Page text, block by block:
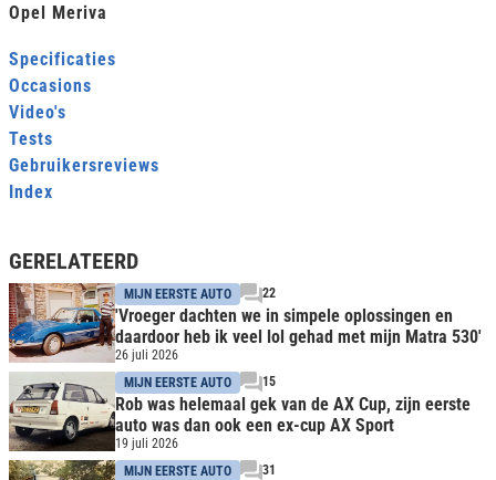
Opel Meriva
Specificaties
Occasions
Video's
Tests
Gebruikersreviews
Index
GERELATEERD
MIJN EERSTE AUTO 22
'Vroeger dachten we in simpele oplossingen en
daardoor heb ik veel lol gehad met mijn Matra 530'
26 juli 2026
MIJN EERSTE AUTO
15
Rob was helemaal gek van de AX Cup, zijn eerste
auto was dan ook een ex-cup AX Sport
19 juli 2026
MIJN EERSTE AUTO
31